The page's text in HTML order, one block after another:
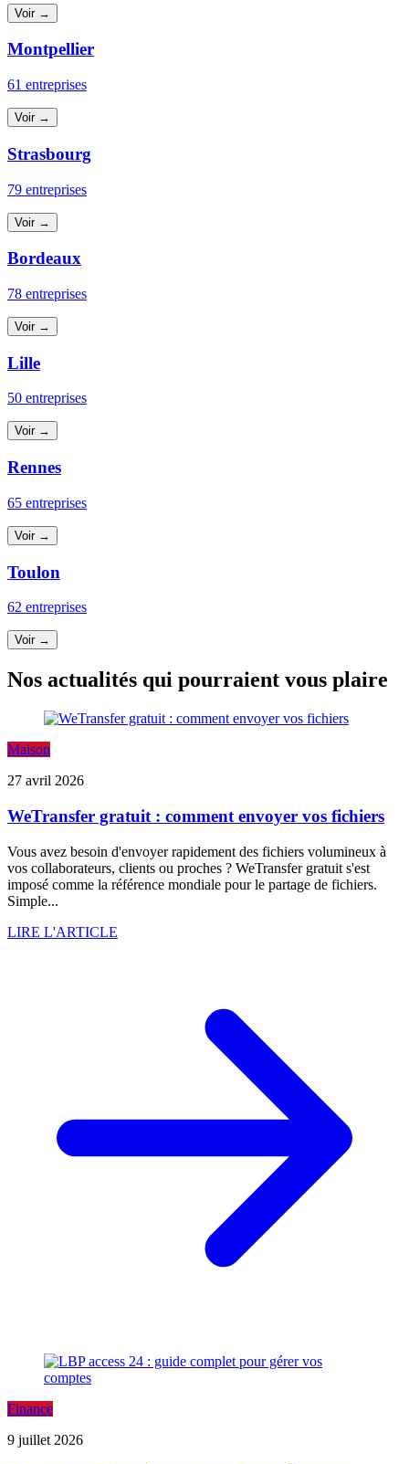
Voir →
Montpellier
61 entreprises
Voir →
Strasbourg
79 entreprises
Voir →
Bordeaux
78 entreprises
Voir →
Lille
50 entreprises
Voir →
Rennes
65 entreprises
Voir →
Toulon
62 entreprises
Voir →
Nos actualités qui pourraient vous plaire
Maison
27 avril 2026
WeTransfer gratuit : comment envoyer vos fichiers
Vous avez besoin d'envoyer rapidement des fichiers volumineux à
vos collaborateurs, clients ou proches ? WeTransfer gratuit s'est
imposé comme la référence mondiale pour le partage de fichiers.
Simple...
LIRE L'ARTICLE
Finance
9 juillet 2026